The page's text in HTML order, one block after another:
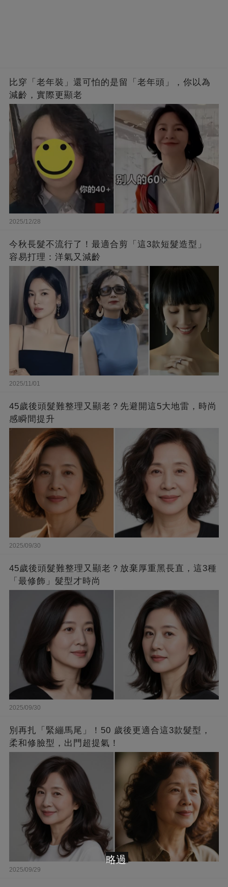
比穿「老年裝」還可怕的是留「老年頭」，你以為
減齡，實際更顯老
2025/12/28
今秋長髮不流行了！最適合剪「這3款短髮造型」
容易打理：洋氣又減齡
2025/11/01
45歲後頭髮難整理又顯老？先避開這5大地雷，時尚
感瞬間提升
2025/09/30
45歲後頭髮難整理又顯老？放棄厚重黑長直，這3種
「最修飾」髮型才時尚
2025/09/30
別再扎「緊繃馬尾」！50 歲後更適合這3款髮型，
柔和修臉型，出門超提氣！
2025/09/29
略過